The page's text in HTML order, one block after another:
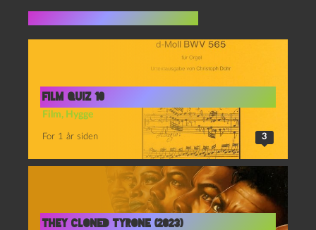
film quiz 10
Film, Hygge
For 1 år siden 3
They cloned Tyrone (2023)